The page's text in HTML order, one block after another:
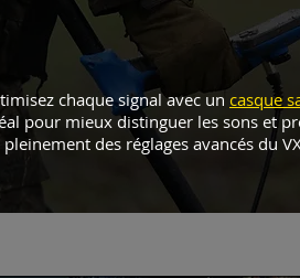
chaque signal avec un casque
pour mieux distinguer les sons et
pleinement des réglages avancés du